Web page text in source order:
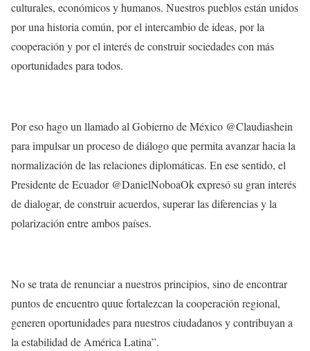
culturales, económicos y humanos. Nuestros pueblos están unidos
por una historia común, por el intercambio de ideas, por la
cooperación y por el interés de construir sociedades con más
oportunidades para todos.
Por eso hago un llamado al Gobierno de México @Claudiashein
para impulsar un proceso de diálogo que permita avanzar hacia la
normalización de las relaciones diplomáticas. En ese sentido, el
Presidente de Ecuador @DanielNoboaOk expresó su gran interés
de dialogar, de construir acuerdos, superar las diferencias y la
polarización entre ambos países.
No se trata de renunciar a nuestros principios, sino de encontrar
puntos de encuentro quue fortalezcan la cooperación regional,
generen oportunidades para nuestros ciudadanos y contribuyan a
la estabilidad de América Latina”.